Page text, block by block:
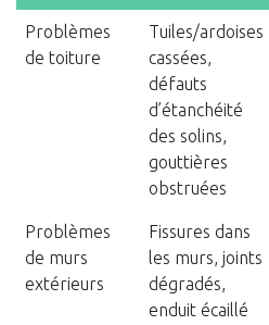
Problèmes
de toiture
Tuiles/ardoises
cassées,
défauts
d’étanchéité
des solins,
gouttières
obstruées
Problèmes
de murs
extérieurs
Fissures dans
les murs, joints
dégradés,
enduit écaillé